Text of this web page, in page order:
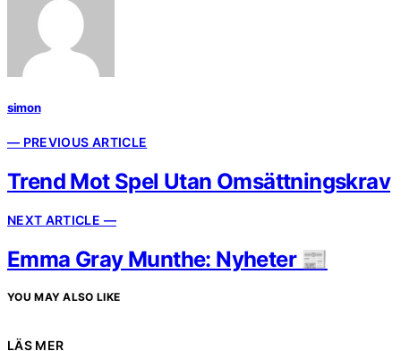
simon
— PREVIOUS ARTICLE
Trend Mot Spel Utan Omsättningskrav
NEXT ARTICLE —
Emma Gray Munthe: Nyheter 📰
YOU MAY ALSO LIKE
LÄS MER